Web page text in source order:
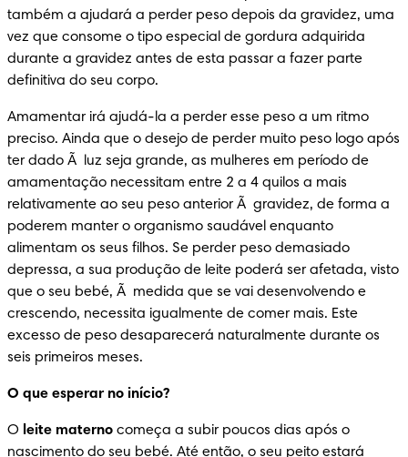
também a ajudará a perder peso depois da gravidez, uma
vez que consome o tipo especial de gordura adquirida
durante a gravidez antes de esta passar a fazer parte
definitiva do seu corpo.
Amamentar irá ajudá-la a perder esse peso a um ritmo
preciso. Ainda que o desejo de perder muito peso logo após
ter dado Ã  luz seja grande, as mulheres em período de
amamentação necessitam entre 2 a 4 quilos a mais
relativamente ao seu peso anterior Ã  gravidez, de forma a
poderem manter o organismo saudável enquanto
alimentam os seus filhos. Se perder peso demasiado
depressa, a sua produção de leite poderá ser afetada, visto
que o seu bebé, Ã  medida que se vai desenvolvendo e
crescendo, necessita igualmente de comer mais. Este
excesso de peso desaparecerá naturalmente durante os
seis primeiros meses.
O que esperar no início?
O leite materno começa a subir poucos dias após o
nascimento do seu bebé. Até então, o seu peito estará